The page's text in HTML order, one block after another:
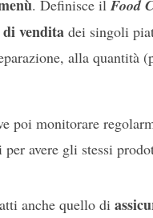
. Definisce il Food
venditadei singoli
alla quantità
poi monitorare
avere gli stessi
anche quello di